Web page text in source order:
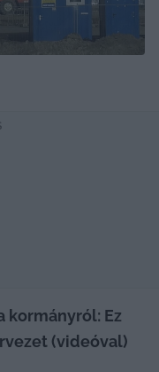
kormányról: Ez
(videóval)